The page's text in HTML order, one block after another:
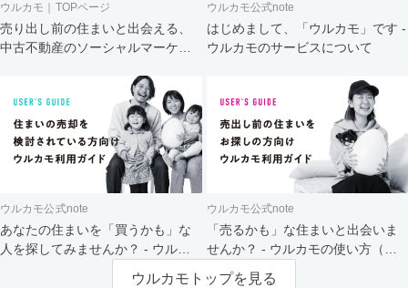
ウルカモ｜TOPページ
売り出し前の住まいと出会える、
中古不動産のソーシャルマーケッ
ウルカモ公式note
はじめまして、「ウルカモ」です -
ウルカモのサービスについて
ウルカモ公式note
あなたの住まいを「買うかも」な
人を探してみませんか？ - ウルカ
ウルカモ公式note
「売るかも」な住まいと出会いま
せんか？ - ウルカモの使い方（買
主さま向け）
ウルカモトップを見る